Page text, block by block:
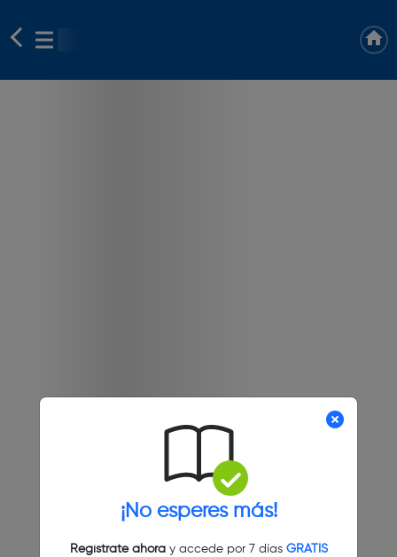
¡No esperes más!
Regístrate ahoray accede por 7 días GRATIS